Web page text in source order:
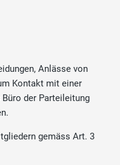
Anlässe von
Kontakt mit einer
der Parteileitung
gemäss Art. 3